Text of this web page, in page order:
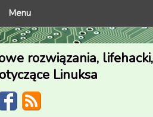
Menu
rozwiązania, lifehacki,
Linuksa